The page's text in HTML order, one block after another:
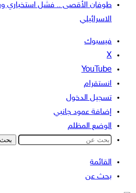
طوفان الأقصى .. فشل استخباري
الاسرائيلي
فيسبوك
‫X
‫YouTube
انستقرام
تسجيل الدخول
إضافة عمود جانبي
الوضع المظلم
القائمة
بحث عن